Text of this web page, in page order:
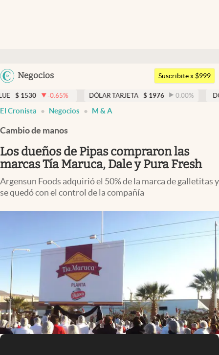
Argentina
Uruguay
Negocios
Members
Economía y Política
Finanzas y Mercados
Mercados Online
Negocios
Columnistas
Clase
Clima
Mundial 2026
Eventos Corporativos
El Cronista Studio
Mediakit
Suscribite x $999
% DÓLAR TARJETA $ 1976 0.00% DÓLAR MEP
El Cronista Negocios M & A
Cambio de manos
Los dueños de Pipas compraron las
marcas Tía Maruca, Dale y Pura Fresh
Argensun Foods adquirió el 50% de la marca de galletitas y
se quedó con el control de la compañía